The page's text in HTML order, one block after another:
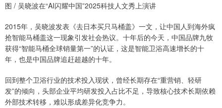
图 / 吴晓波在“AI闪耀中国”2025科技人文秀上演讲
2015年，吴晓波发表《去日本买只马桶盖》一文，让中国人到海外疯
抢智能马桶盖这一现象引发社会热议。十年后的今天，中国品牌九牧
获得“智能马桶全球销量第一”的认证，这是智能卫浴高速增长的十
年，也是中国品牌追赶超越的十年。
回到整个卫浴行业的技术投入现状，曾经长期存在“重营销、轻研
发”的倾向，头部企业平均研发投入占比不足，导致核心技术长期依赖
外部技术转移，难以形成差异化竞争力。